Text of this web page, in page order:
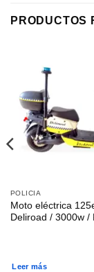
PRODUCTOS
POLICIA
Moto eléctrica
Deliroad / 3000w /
Leer más